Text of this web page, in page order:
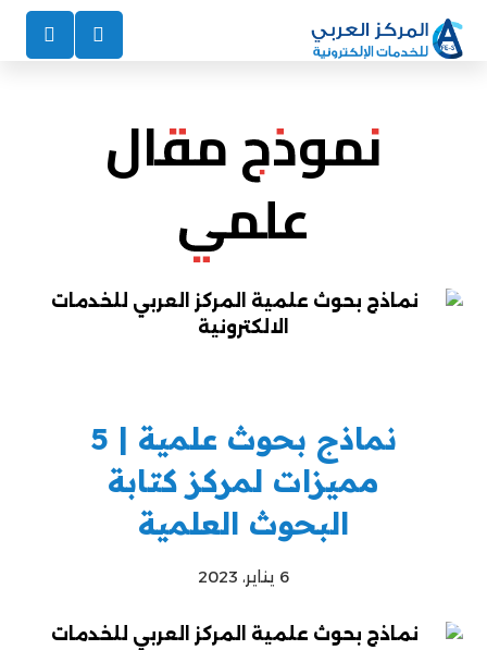
نموذج مقال
علمي
نماذج بحوث علمية | 5
مميزات لمركز كتابة
البحوث العلمية
6 يناير، 2023